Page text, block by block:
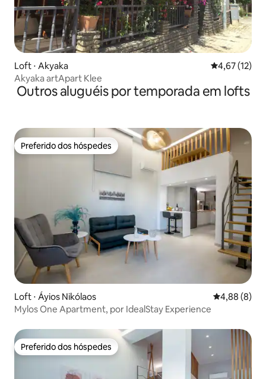
Loft ⋅ Akyaka 4,67 de uma
4,67 (12)
Akyaka artApart Klee
Outros aluguéis por temporada em lofts
Preferido dos hóspedes
Preferido dos hóspedes
Loft ⋅ Áyios Nikólaos 4,88 de uma
4,88 (8)
Mylos One Apartment, por IdealStay Experience
Preferido dos hóspedes
Preferido dos hóspedes